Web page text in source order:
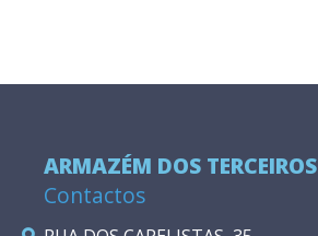
ARMAZÉM DOS TERCEIROS
Contactos